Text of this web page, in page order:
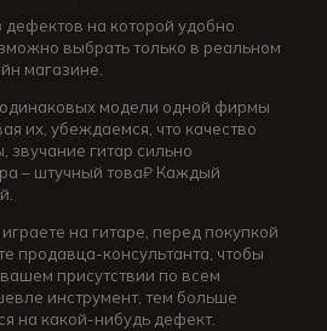
дефектов на которой удобно
выбрать только в реальном
магазине.
модели одной фирмы
их, убеждаемся, что качество
звучание гитар сильно
– штучный това₽ Каждый
на гитаре, перед покупкой
продавца-консультанта, чтобы
присутствии по всем
инструмент, тем больше
на какой-нибудь дефект.